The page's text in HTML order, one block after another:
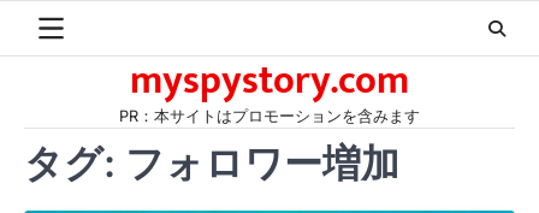
myspystory.com
PR：本サイトはプロモーションを含みます
タグ: フォロワー増加